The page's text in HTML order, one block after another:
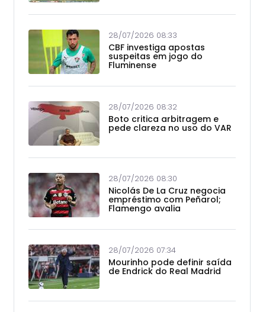
28/07/2026 08:33
CBF investiga apostas
suspeitas em jogo do
Fluminense
28/07/2026 08:32
Boto critica arbitragem e
pede clareza no uso do VAR
28/07/2026 08:30
Nicolás De La Cruz negocia
empréstimo com Peñarol;
Flamengo avalia
28/07/2026 07:34
Mourinho pode definir saída
de Endrick do Real Madrid